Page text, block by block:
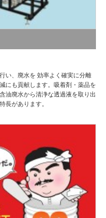
い、廃水を 効率よく確実に分離
にも貢献します。吸着剤・薬品を
油廃水から清浄な透過液を取り出
長があります。